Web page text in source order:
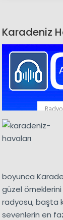
Karadeniz
boyunca
güzel
radyosu, başta
sevenlerin en